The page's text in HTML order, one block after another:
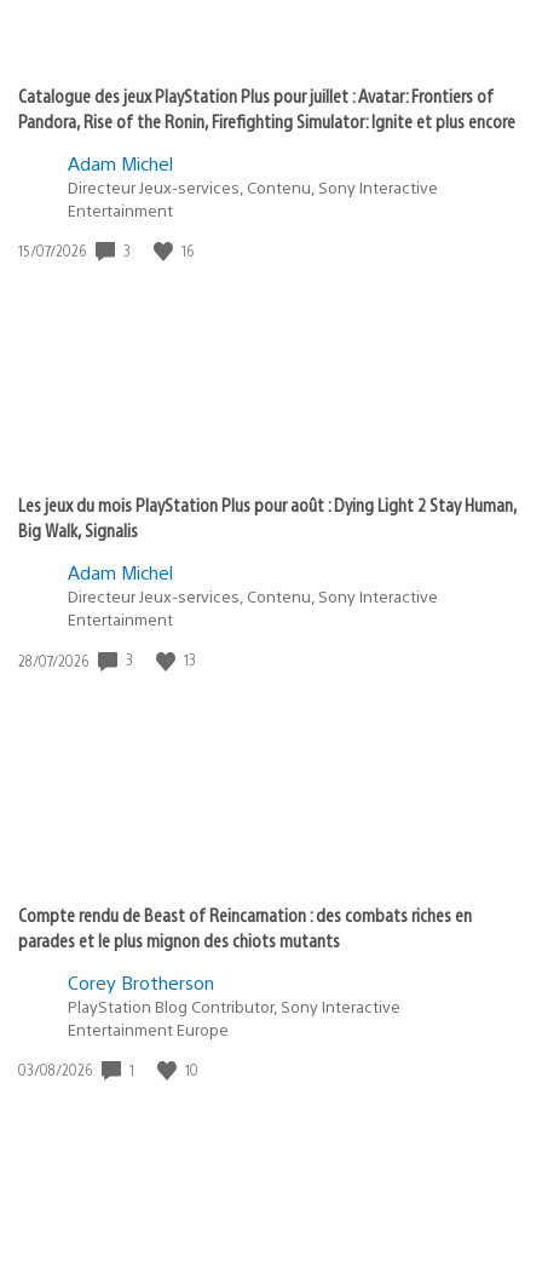
Catalogue des jeux PlayStation Plus pour juillet : Avatar: Frontiers of
Pandora, Rise of the Ronin, Firefighting Simulator: Ignite et plus encore
Adam Michel
Directeur Jeux-services, Contenu, Sony Interactive
Entertainment
Date
15/07/2026 3 16
Les jeux du mois PlayStation Plus pour août : Dying Light 2 Stay Human,
Big Walk, Signalis
Adam Michel
Directeur Jeux-services, Contenu, Sony Interactive
Entertainment
Date
28/07/2026 3 13
Compte rendu de Beast of Reincarnation : des combats riches en
parades et le plus mignon des chiots mutants
Corey Brotherson
PlayStation Blog Contributor, Sony Interactive
Entertainment Europe
Date
03/08/2026 1 10